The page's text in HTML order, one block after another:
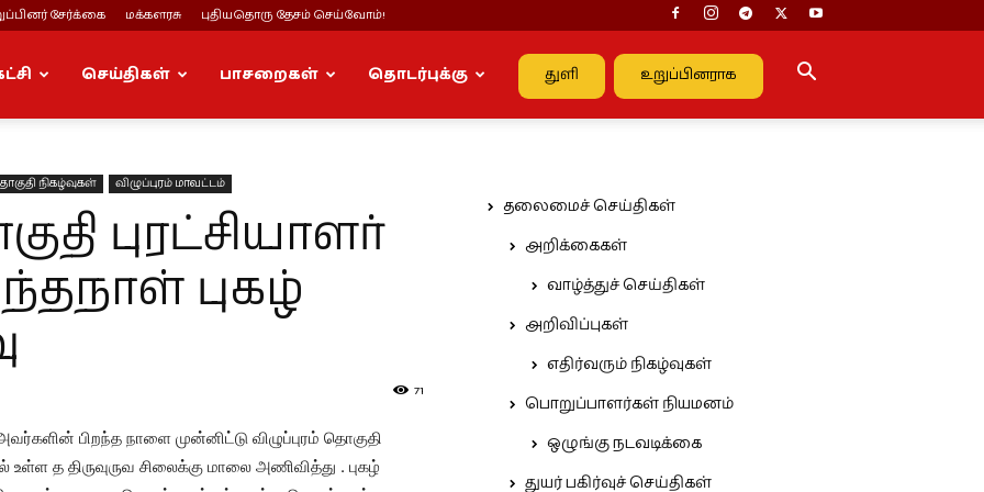
சேர்க்கை மக்களரசு புதியதொரு தேசம் செய்வோம்!
துளி உறுப்பினராக
செய்திகள் பாசறைகள் தொடர்புக்கு
நிகழ்வுகள் விழுப்புரம் மாவட்டம்
புரட்சியாளர்
புகழ்
71
பிறந்த நாளை முன்னிட்டு விழுப்புரம் தொகுதி
உள்ள த திருவுருவ சிலைக்கு மாலை அணிவித்து . புகழ்
தலைமைச் செய்திகள்
அறிக்கைகள்
வாழ்த்துச் செய்திகள்
அறிவிப்புகள்
எதிர்வரும் நிகழ்வுகள்
பொறுப்பாளர்கள் நியமனம்
ஒழுங்கு நடவடிக்கை
துயர் பகிர்வுச் செய்திகள்